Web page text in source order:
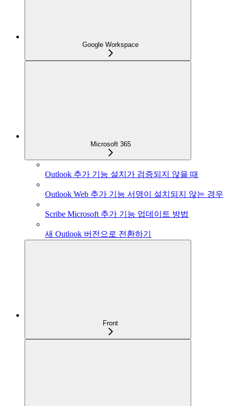
Google Workspace
Microsoft 365
Outlook 추가 기능 설치가 검증되지 않을 때
Outlook Web 추가 기능 서명이 설치되지 않는 경우
Scribe Microsoft 추가 기능 업데이트 방법
새 Outlook 버전으로 전환하기
Front